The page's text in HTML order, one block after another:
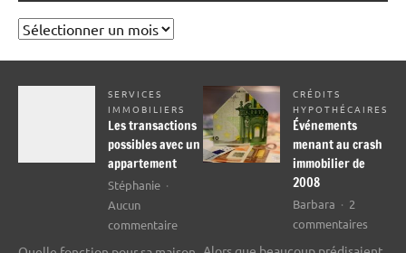
Archives
SERVICES
IMMOBILIERS
Les transactions
possibles avec un
appartement
Stéphanie
Aucun
commentairesur
CRÉDITS
HYPOTHÉCAIRES
Événements
menant au crash
immobilier de
2008
Barbara
2
commentaires